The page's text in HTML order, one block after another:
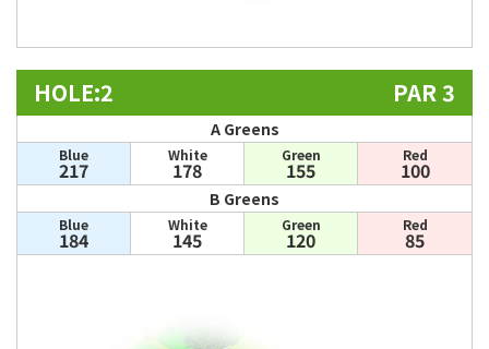
HOLE:2 PAR 3
A Greens
Blue
217
White
178
Green
155
Red
100
B Greens
Blue
184
White
145
Green
120
Red
85